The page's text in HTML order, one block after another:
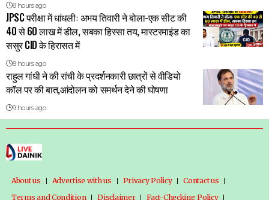
8 hours ago
JPSC परीक्षा में धांधलीः अभय तिवारी ने बोला-एक सीट की
40 से 60 लाख में डील, सबका हिस्सा तय, मास्टरमाइंड का
ससुर CID के हिरासत में
8 hours ago
राहुल गांधी ने की रांची के प्रदर्शनकारी छात्रों से वीडियो
कॉल पर की बात,आंदोलन को समर्थन देने की घोषणा
9 hours ago
About us Advertise with us Privacy Policy
Contact us
Terms and Condition
Disclaimer Fact-Checking Policy